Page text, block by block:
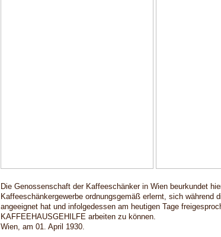
Die Genossenschaft der Kaffeeschänker in Wien beurkundet
Kaffeeschänkergewerbe ordnungsgemäß erlernt, sich während
angeeignet hat und infolgedessen am heutigen Tage
KAFFEEHAUSGEHILFE arbeiten zu können.
Wien, am 01. April 1930.